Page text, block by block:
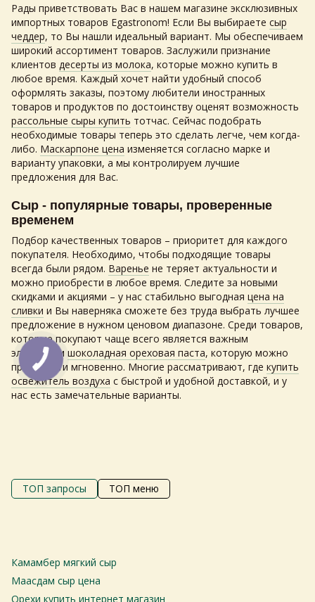
Рады приветствовать Вас в нашем магазине эксклюзивных
импортных товаров Egastronom! Если Вы выбираете сыр
чеддер, то Вы нашли идеальный вариант. Мы обеспечиваем
широкий ассортимент товаров. Заслужили признание
клиентов десерты из молока, которые можно купить в
любое время. Каждый хочет найти удобный способ
оформлять заказы, поэтому любители иностранных
товаров и продуктов по достоинству оценят возможность
рассольные сыры купить тотчас. Сейчас подобрать
необходимые товары теперь это сделать легче, чем когда-
либо. Маскарпоне цена изменяется согласно марке и
варианту упаковки, а мы контролируем лучшие
предложения для Вас.
Сыр - популярные товары, проверенные
временем
Подбор качественных товаров – приоритет для каждого
покупателя. Необходимо, чтобы подходящие товары
всегда были рядом. Варенье не теряет актуальности и
можно приобрести в любое время. Следите за новыми
скидками и акциями – у нас стабильно выгодная цена на
сливки и Вы наверняка сможете без труда выбрать лучшее
предложение в нужном ценовом диапазоне. Среди товаров,
которые покупают чаще всего является важным
элементом шоколадная ореховая паста, которую можно
приобрести мгновенно. Многие рассматривают, где купить
освежитель воздуха с быстрой и удобной доставкой, и у
нас есть замечательные варианты.
ТОП запросы ТОП меню
Камамбер мягкий сыр
Маасдам сыр цена
Орехи купить интернет магазин